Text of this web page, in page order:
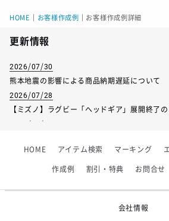
HOME お客様作成例 お客様作成例詳細
更新情報
2026/07/30
熊本地震の影響による商品納期遅延について
2026/07/28
【ミズノ】ラグビー「ヘッドギア」展開終了
2026/07/01
2026/06/09
【アシックス】一部商品「生地の在庫限り」
HOME アイテム検索 マーキング
作成例 割引・特典 お問合せ
会社情報